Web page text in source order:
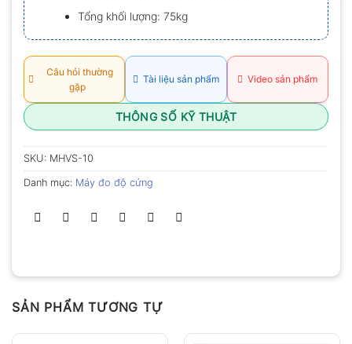
Tổng khối lượng: 75kg
Câu hỏi thường
gặp
Tài liệu sản phẩm Video sản phẩm
THÔNG SỐ KỸ THUẬT
SKU: MHVS-10
Danh mục: Máy đo độ cứng
SẢN PHẨM TƯƠNG TỰ